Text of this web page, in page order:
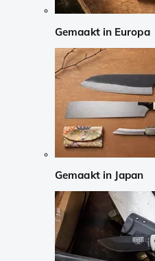
Gemaakt in Europa
Gemaakt in Japan